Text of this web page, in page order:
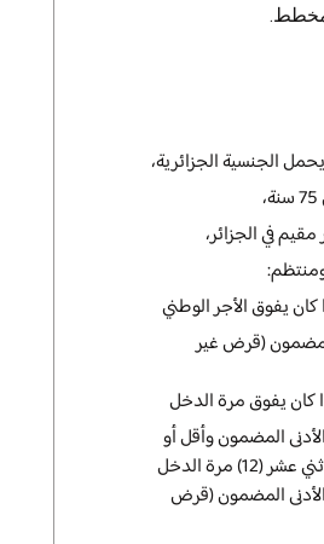
الجنسية الجزائرية،
في الجزائر،
كان يفوقالأجر الوطني
(قرض غير
كان يفوق مرة الدخل
المضمون وأقل أو
يساوي اثني عشر (12) مرة الدخل
المضمون (قرض